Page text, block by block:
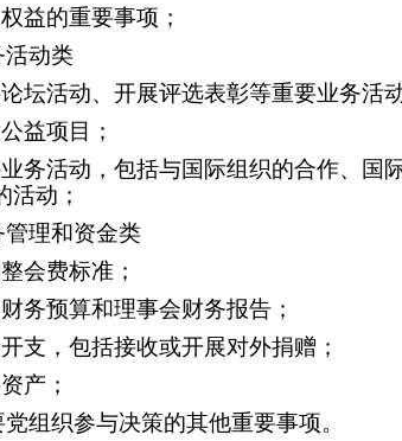
益的重要事项；
活动类
坛活动、开展评选表彰等重要业务活
益项目；
务活动，包括与国际组织的合作、国
活动；
管理和资金类
会费标准；
务预算和理事会财务报告；
支，包括接收或开展对外捐赠；
产；
党组织参与决策的其他重要事项。